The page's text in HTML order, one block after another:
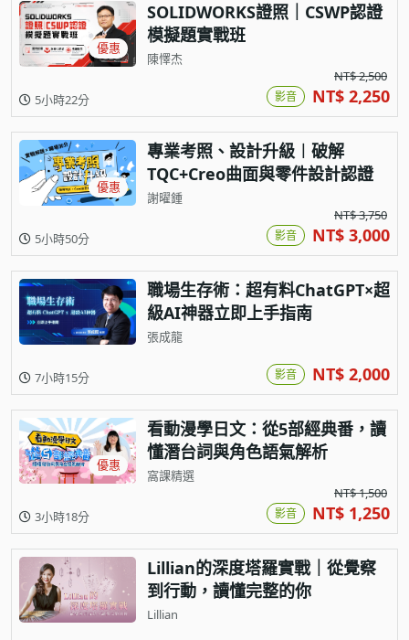
優惠
SOLIDWORKS證照｜CSWP認證
模擬題實戰班
陳懌杰
5小時22分
NT$ 2,500
影音 NT$ 2,250
優惠
專業考照、設計升級︱破解
TQC+Creo曲面與零件設計認證
謝曜鍾
5小時50分
NT$ 3,750
影音 NT$ 3,000
職場生存術：超有料ChatGPT×超
級AI神器立即上手指南
張成龍
7小時15分 影音 NT$ 2,000
優惠
看動漫學日文：從5部經典番，讀
懂潛台詞與角色語氣解析
窩課精選
3小時18分
NT$ 1,500
影音 NT$ 1,250
Lillian的深度塔羅實戰｜從覺察
到行動，讀懂完整的你
Lillian